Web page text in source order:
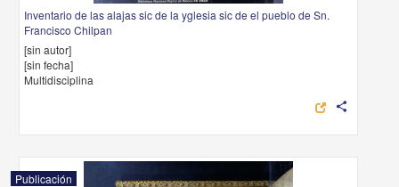
Inventario de las alajas sic de la yglesia sic de el pueblo de Sn.
Francisco Chilpan
[sin autor]
[sin fecha]
Multidisciplina
share
Publicación